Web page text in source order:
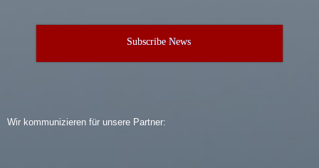
Subscribe News
Wir kommunizieren für unsere Partner: